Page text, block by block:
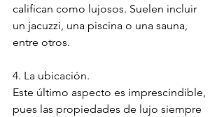
califican como lujosos. Suelen incluir
un jacuzzi, una piscina o una sauna,
entre otros.
4. La ubicación.
Este último aspecto es imprescindible,
pues las propiedades de lujo siempre